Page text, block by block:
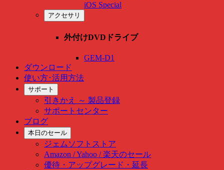
iOS Special
アクセサリ
外付けDVDドライブ
GEM-D1
ダウンロード
使い方･活用方法
サポート
引きかえ ～ 製品登録
サポートセンター
ブログ
本日のセール
ジェムソフトストア
Amazon / Yahoo / 楽天のセール
優待・アップグレード・延長